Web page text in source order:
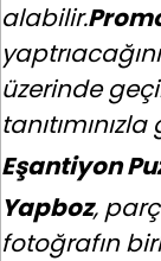
alabilir.
üzerinde
Eşantiyon
Yapboz,
fotoğrafın